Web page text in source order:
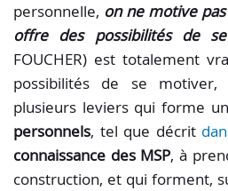
personnelle, on ne motive
offre des possibilités de
FOUCHER) est totalement
possibilités de se
plusieurs leviers qui forme
personnels, tel que décrit
connaissance des MSP, à
construction, et qui forment,